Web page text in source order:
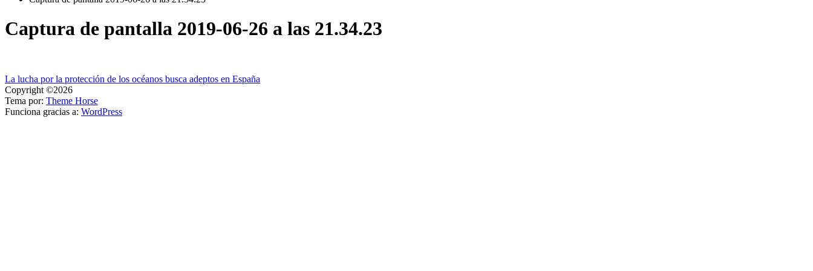
Captura de pantalla 2019-06-26 a las 21.34.23
Navegación
de
entradas
La lucha por la protección de los océanos busca adeptos en España
Copyright ©2026
Tema por: Theme Horse
Funciona gracias a: WordPress